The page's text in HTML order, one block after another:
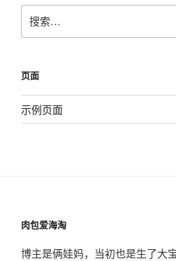
搜
索：
页面
示例页面
肉包爱海淘
博主是俩娃妈，当初也是生了大